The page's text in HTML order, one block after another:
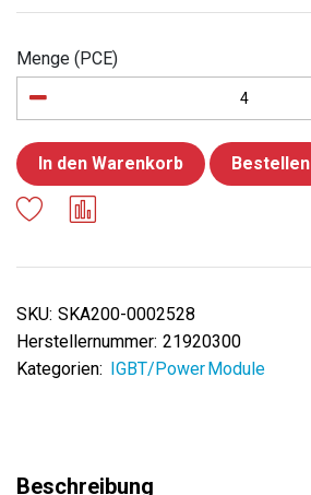
Menge (PCE)
In den Warenkorb Bestellen
SKU: SKA200-0002528
Herstellernummer: 21920300
Kategorien: IGBT/Power Module